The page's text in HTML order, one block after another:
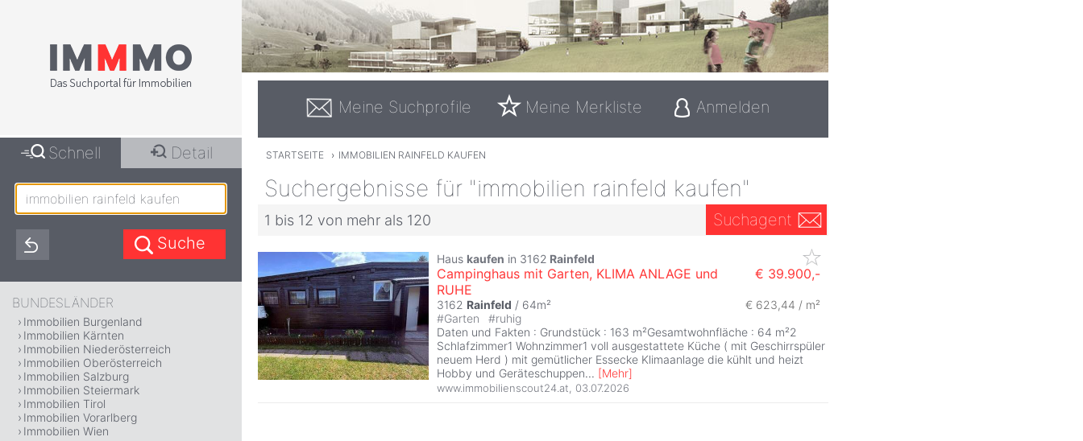
Meine Suchprofile Meine Merkliste Anmelden
STARTSEITE › IMMOBILIEN RAINFELD KAUFEN
Suchergebnisse für "immobilien rainfeld kaufen"
1 bis 12 von mehr als 120 Suchagent
Haus kaufen in 3162 Rainfeld
Campinghaus mit Garten, KLIMA ANLAGE und
RUHE
€ 39.900,-
3162 Rainfeld / 64m²
€ 623,44 / m²
#Garten #ruhig
Daten und Fakten : Grundstück : 163 m²Gesamtwohnfläche : 64 m²2
Schlafzimmer1 Wohnzimmer1 voll ausgestattete Küche ( mit Geschirrspüler
neuem Herd ) mit gemütlicher Essecke Klimaanlage die kühlt und heizt
Hobby und Geräteschuppen... [Mehr]
www.immobilienscout24.at 03.07.2026
Schnell Detail
BUNDESLÄNDER
Immobilien Burgenland
Immobilien Kärnten
Immobilien Niederösterreich
Immobilien Oberösterreich
Immobilien Salzburg
Immobilien Steiermark
Immobilien Tirol
Immobilien Vorarlberg
Immobilien Wien